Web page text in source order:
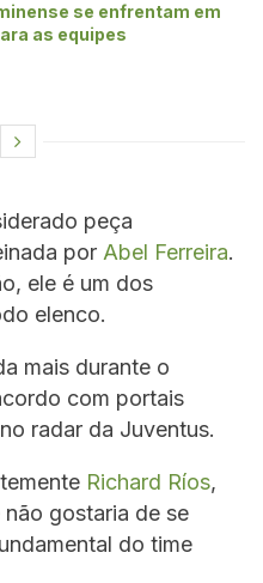
se enfrentam em
as equipes
peça
por Abel Ferreira.
ele é um dos
elenco.
mais durante o
com portais
radar da Juventus.
Richard Ríos,
gostaria de se
do time